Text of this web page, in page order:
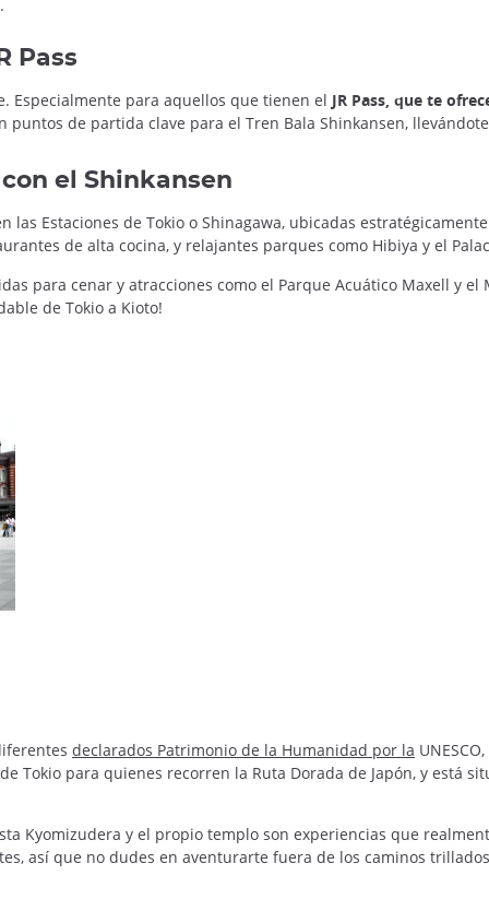
Pass
Especialmente para aquellos que tienen el JR Pass, que te
puntos de partida clave para el Tren Bala Shinkansen,
el Shinkansen
las Estaciones de Tokio o Shinagawa, ubicadas
de alta cocina, y relajantes parques como Hibiya y el
para cenar y atracciones como el Parque Acuático Maxell y
de Tokio a Kioto!
declarados Patrimonio de la Humanidad por la
Tokio para quienes recorren la Ruta Dorada de Japón, y está
Kyomizudera y el propio templo son experiencias que
así que no dudes en aventurarte fuera de los caminos